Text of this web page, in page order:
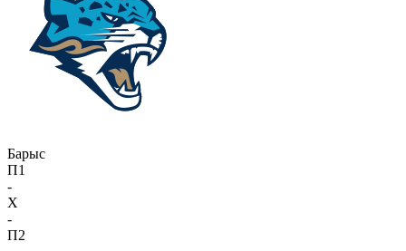
Барыс
П1
-
X
-
П2